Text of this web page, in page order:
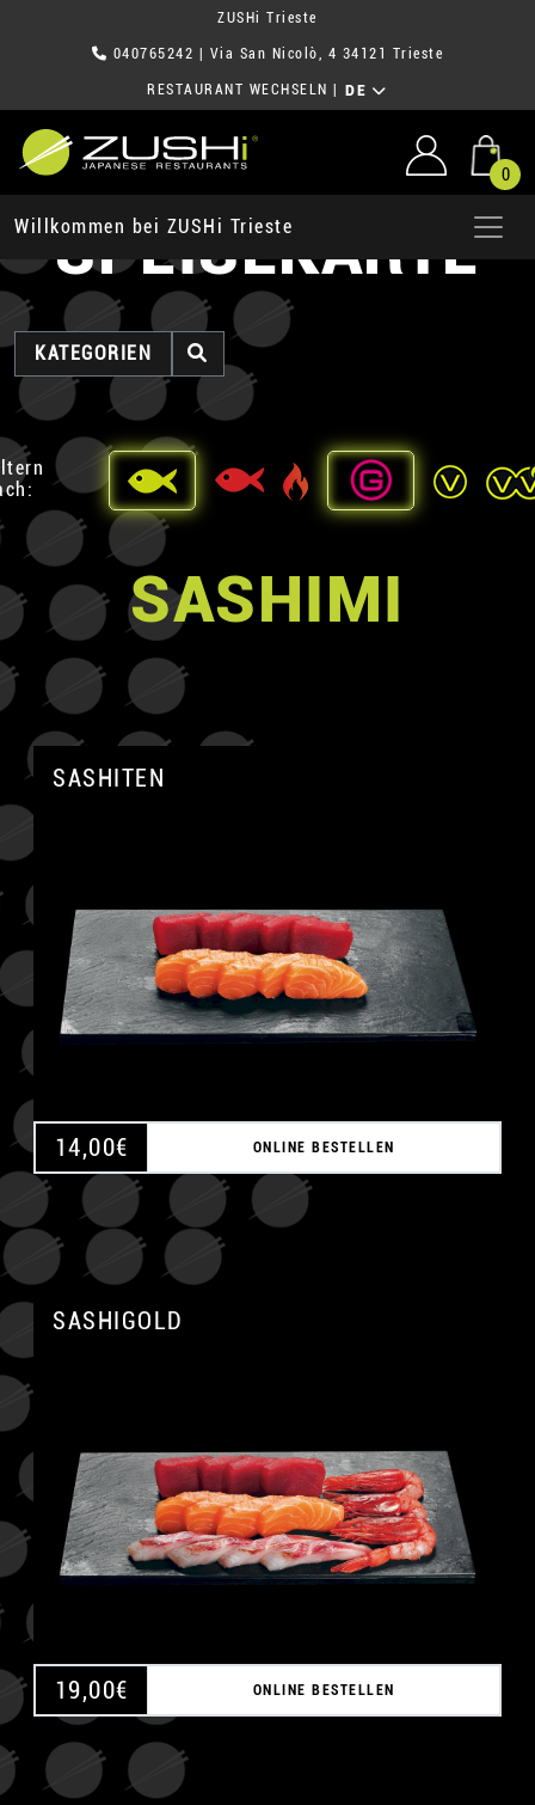
ZUSHi Trieste
040765242 | Via San Nicolò, 4 34121 Trieste
RESTAURANT WECHSELN DE
0
Willkommen bei ZUSHi Trieste
SPEISEKARTE
KATEGORIEN
SASHIMI
SASHITEN
14,00€ ONLINE BESTELLEN
SASHIGOLD
19,00€ ONLINE BESTELLEN